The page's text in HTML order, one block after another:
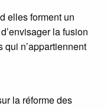
elles forment un
la fusion
n’appartiennent
la réforme des